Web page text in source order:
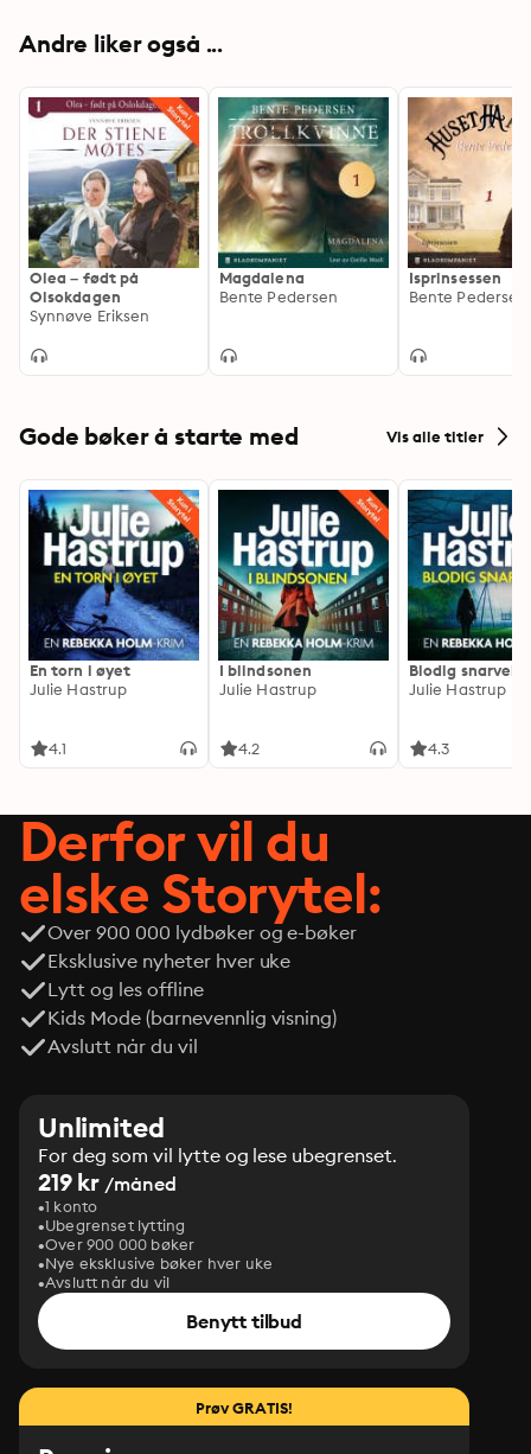
Andre liker også ...
Olea – født på
Olsokdagen
Synnøve Eriksen
Magdalena
Bente Pedersen
Isprinsessen
Bente Pedersen
Gode bøker å starte med Vis alle titler
En torn i øyet
Julie Hastrup
4.1
I blindsonen
Julie Hastrup
4.2
Blodig snarvei
Julie Hastrup
4.3
Derfor vil du
elske Storytel:
Over 900 000 lydbøker og e-bøker
Eksklusive nyheter hver uke
Lytt og les offline
Kids Mode (barnevennlig visning)
Avslutt når du vil
Unlimited
For deg som vil lytte og lese ubegrenset.
219 kr /måned
1 konto
Ubegrenset lytting
Over 900 000 bøker
Nye eksklusive bøker hver uke
Avslutt når du vil
Benytt tilbud
Prøv GRATIS!